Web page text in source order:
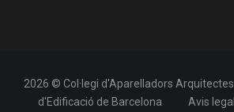
2026 © Col·legi d'Aparelladors
d'Edificació de Barcelona
Avis